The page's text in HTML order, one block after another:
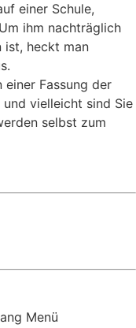
einer Schule,
ihm nachträglich
ist, heckt man
einer Fassung der
vielleicht sind Sie
selbst zum
Menü